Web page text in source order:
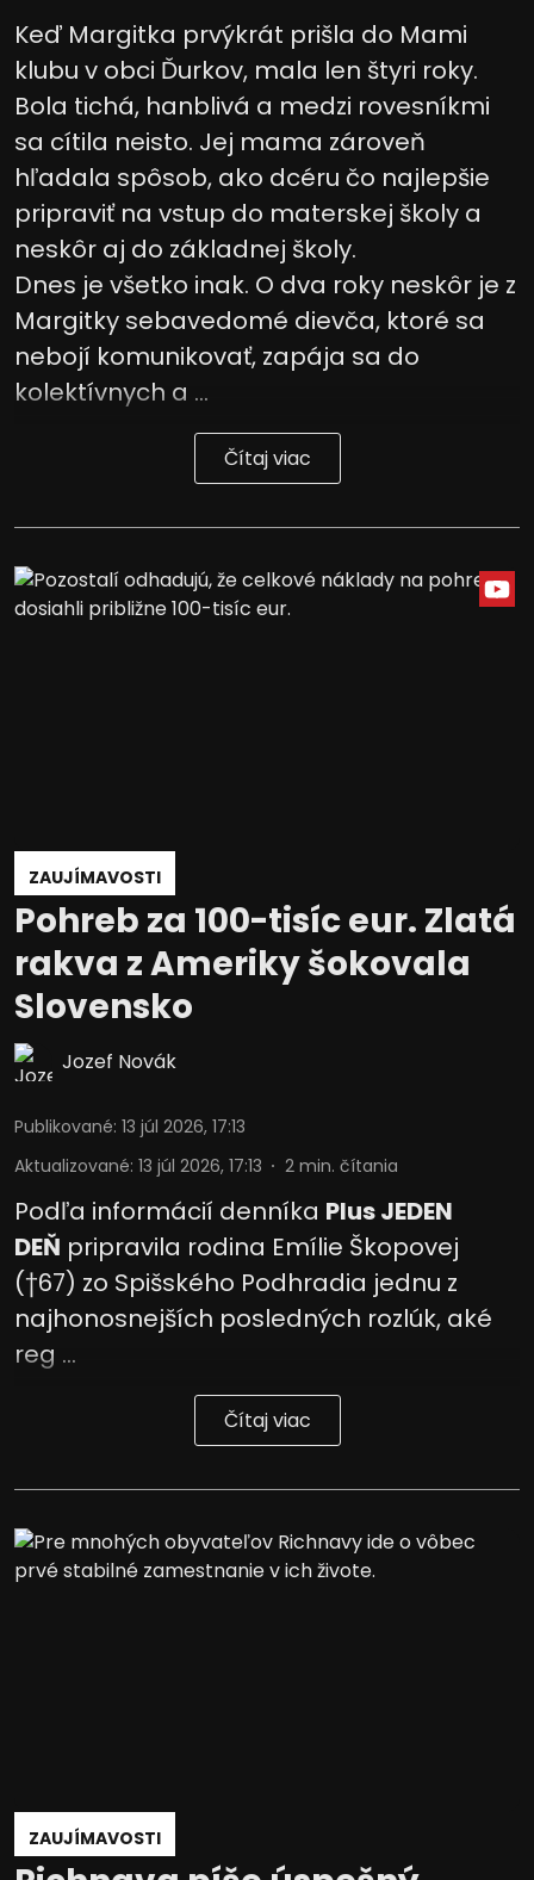
Keď Margitka prvýkrát prišla do Mami
klubu v obci Ďurkov, mala len štyri roky.
Bola tichá, hanblivá a medzi rovesníkmi
sa cítila neisto. Jej mama zároveň
hľadala spôsob, ako dcéru čo najlepšie
pripraviť na vstup do materskej školy a
neskôr aj do základnej školy.
Dnes je všetko inak. O dva roky neskôr je z
Margitky sebavedomé dievča, ktoré sa
nebojí komunikovať, zapája sa do
kolektívnych a ...
Čítaj viac
ZAUJÍMAVOSTI
Pohreb za 100-tisíc eur. Zlatá
rakva z Ameriky šokovala
Slovensko
Jozef Novák
Publikované: 13 júl 2026, 17:13
Aktualizované: 13 júl 2026, 17:13 2 min. čítania
Podľa informácií denníka Plus JEDEN
DEŇ pripravila rodina Emílie Škopovej
(†67) zo Spišského Podhradia jednu z
najhonosnejších posledných rozlúk, aké
reg ...
Čítaj viac
ZAUJÍMAVOSTI